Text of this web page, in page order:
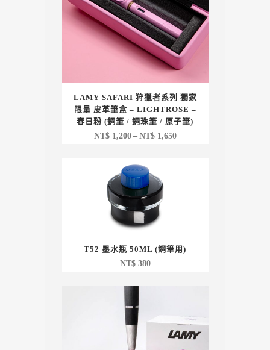
LAMY SAFARI 狩獵者系列 獨家
限量 皮革筆盒 – LIGHTROSE –
春日粉 (鋼筆 / 鋼珠筆 / 原子筆)
NT$1,200 – NT$1,650價
T52 墨水瓶 50ML (鋼筆用)
NT$380